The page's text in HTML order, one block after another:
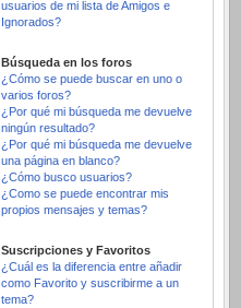
usuarios de mi lista de Amigos e
Ignorados?
Búsqueda en los foros
¿Cómo se puede buscar en uno o
varios foros?
¿Por qué mi búsqueda me devuelve
ningún resultado?
¿Por qué mi búsqueda me devuelve
una página en blanco?
¿Cómo busco usuarios?
¿Como se puede encontrar mis
propios mensajes y temas?
Suscripciones y Favoritos
¿Cuál es la diferencia entre añadir
como Favorito y suscribirme a un
tema?